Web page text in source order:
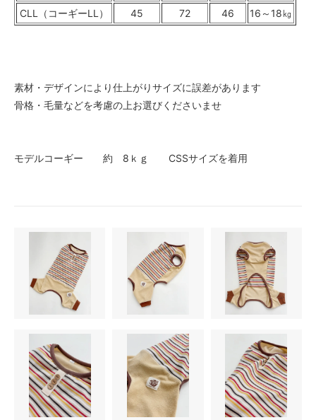
CLL（コーギーLL）
45 72 46 16～18㎏
素材・デザインにより仕上がりサイズに誤差があります
骨格・毛量などを考慮の上お選びくださいませ
モデルコーギー 約 8ｋｇ CSSサイズを着用